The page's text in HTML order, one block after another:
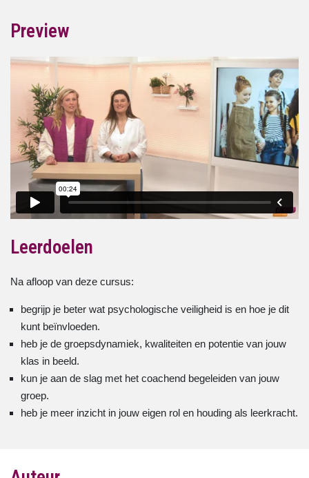
Preview
Leerdoelen
Na afloop van deze cursus:
begrijp je beter wat psychologische veiligheid is en hoe je dit
kunt beïnvloeden.
heb je de groepsdynamiek, kwaliteiten en potentie van jouw
klas in beeld.
kun je aan de slag met het coachend begeleiden van jouw
groep.
heb je meer inzicht in jouw eigen rol en houding als leerkracht.